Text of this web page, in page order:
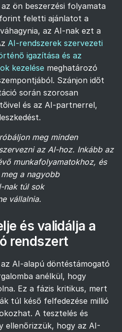
ön beszerzési folyamata
feletti ajánlatot a
az AI-nak ezt a
AI-rendszerek szervezeti
igazítása és az
kezelése meghatározó
Szánjon időt
során szorosan
és az AI-partnerrel,
meg minden
az AI-hoz. Inkább az
munkafolyamatokhoz, és
a nagyobb
nak túl sok
vállalnia.
és validálja a
rendszert
AI-alapú döntéstámogató
anélkül, hogy
Ez a fázis kritikus, mert
túl késő felfedezése millió
A tesztelés és
ellenőrizzük, hogy az AI-